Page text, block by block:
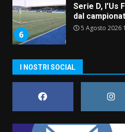
6
Serie D, l’Us
dal
5 Agosto 2026
Truffatori in
frazioni
Fasanese
I NOSTRI SOCIAL